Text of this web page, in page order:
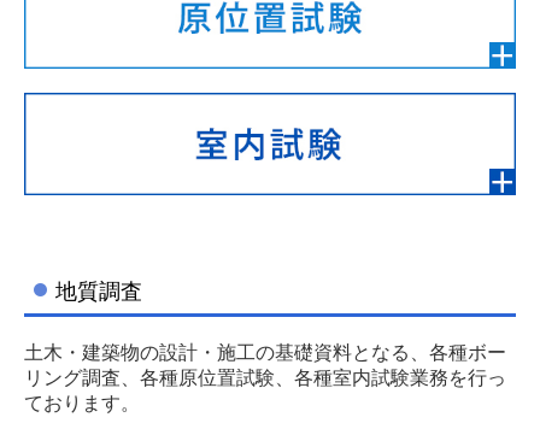
地質調査
原位置試験
会社案内
お知らせ
STAFF BLOG
地質調査
土木・建築物の設計・施工の基礎資料となる、各種ボー
リング調査、各種原位置試験、各種室内試験業務を行っ
ております。